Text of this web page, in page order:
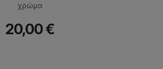
χρώμα
20,00 €